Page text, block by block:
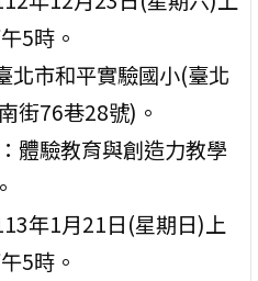
5時。
北市和平實驗國小(臺北
街76巷28號)。
體驗教育與創造力教學
年1月21日(星期日)上
5時。